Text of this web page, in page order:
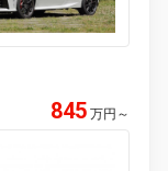
845 万円 ～